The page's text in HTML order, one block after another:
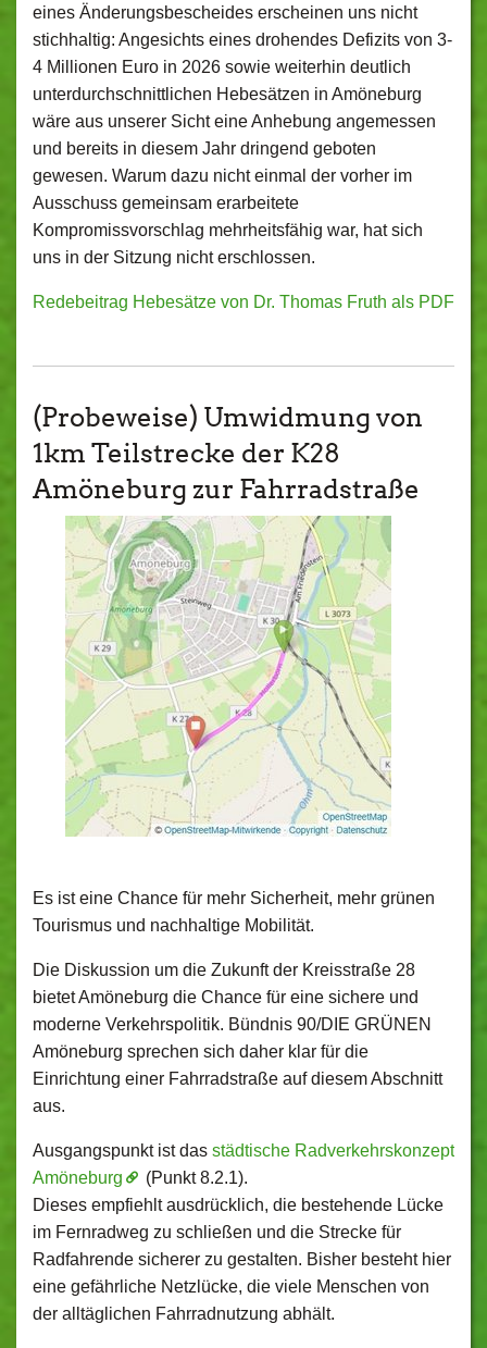
eines Änderungsbescheides erscheinen uns nicht
stichhaltig: Angesichts eines drohendes Defizits von 3-
4 Millionen Euro in 2026 sowie weiterhin deutlich
unterdurchschnittlichen Hebesätzen in Amöneburg
wäre aus unserer Sicht eine Anhebung angemessen
und bereits in diesem Jahr dringend geboten
gewesen. Warum dazu nicht einmal der vorher im
Ausschuss gemeinsam erarbeitete
Kompromissvorschlag mehrheitsfähig war, hat sich
uns in der Sitzung nicht erschlossen.
Redebeitrag Hebesätze von Dr. Thomas Fruth als PDF
(Probeweise) Umwidmung von
1km Teilstrecke der K28
Amöneburg zur Fahrradstraße
Es ist eine Chance für mehr Sicherheit, mehr grünen
Tourismus und nachhaltige Mobilität.
Die Diskussion um die Zukunft der Kreisstraße 28
bietet Amöneburg die Chance für eine sichere und
moderne Verkehrspolitik. Bündnis 90/DIE GRÜNEN
Amöneburg sprechen sich daher klar für die
Einrichtung einer Fahrradstraße auf diesem Abschnitt
aus.
Ausgangspunkt ist das städtische Radverkehrskonzept
Amöneburg
(Punkt 8.2.1).
Dieses empfiehlt ausdrücklich, die bestehende Lücke
im Fernradweg zu schließen und die Strecke für
Radfahrende sicherer zu gestalten. Bisher besteht hier
eine gefährliche Netzlücke, die viele Menschen von
der alltäglichen Fahrradnutzung abhält.